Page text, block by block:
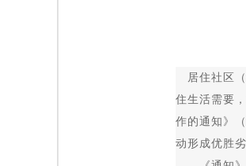
居住社区（
住生活需要
作的通知》
动形成优胜